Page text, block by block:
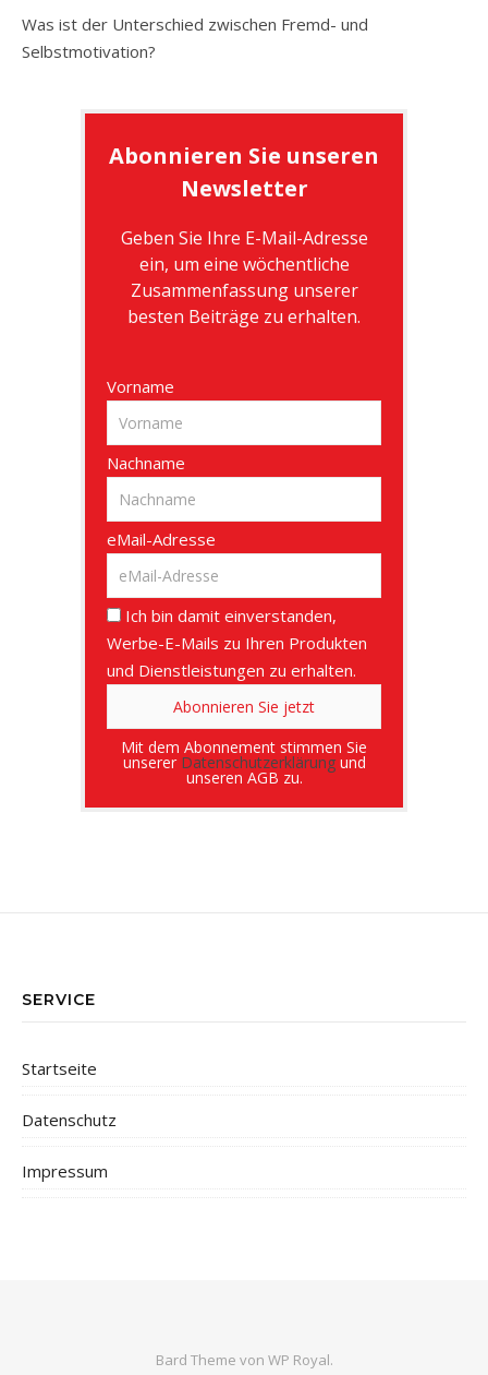
Was ist der Unterschied zwischen Fremd- und
Selbstmotivation?
Abonnieren Sie unseren
Newsletter
Geben Sie Ihre E-Mail-Adresse
ein, um eine wöchentliche
Zusammenfassung unserer
besten Beiträge zu erhalten.
Vorname
Nachname
eMail-Adresse
Ich bin damit einverstanden,
Werbe-E-Mails zu Ihren Produkten
und Dienstleistungen zu erhalten.
Mit dem Abonnement stimmen Sie
unserer Datenschutzerklärungund
unseren AGB zu.
SERVICE
Startseite
Datenschutz
Impressum
Bard Theme von WP Royal.